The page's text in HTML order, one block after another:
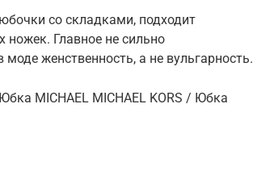
со складками, подходит
Главное не сильно
женственность, а не вульгарность.
MICHAEL MICHAEL KORS / Юбка